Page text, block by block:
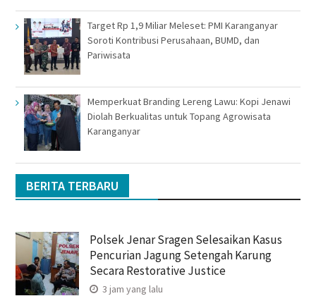
Target Rp 1,9 Miliar Meleset: PMI Karanganyar
Soroti Kontribusi Perusahaan, BUMD, dan
Pariwisata
Memperkuat Branding Lereng Lawu: Kopi Jenawi
Diolah Berkualitas untuk Topang Agrowisata
Karanganyar
BERITA TERBARU
Polsek Jenar Sragen Selesaikan Kasus
Pencurian Jagung Setengah Karung
Secara Restorative Justice
3 jam yang lalu